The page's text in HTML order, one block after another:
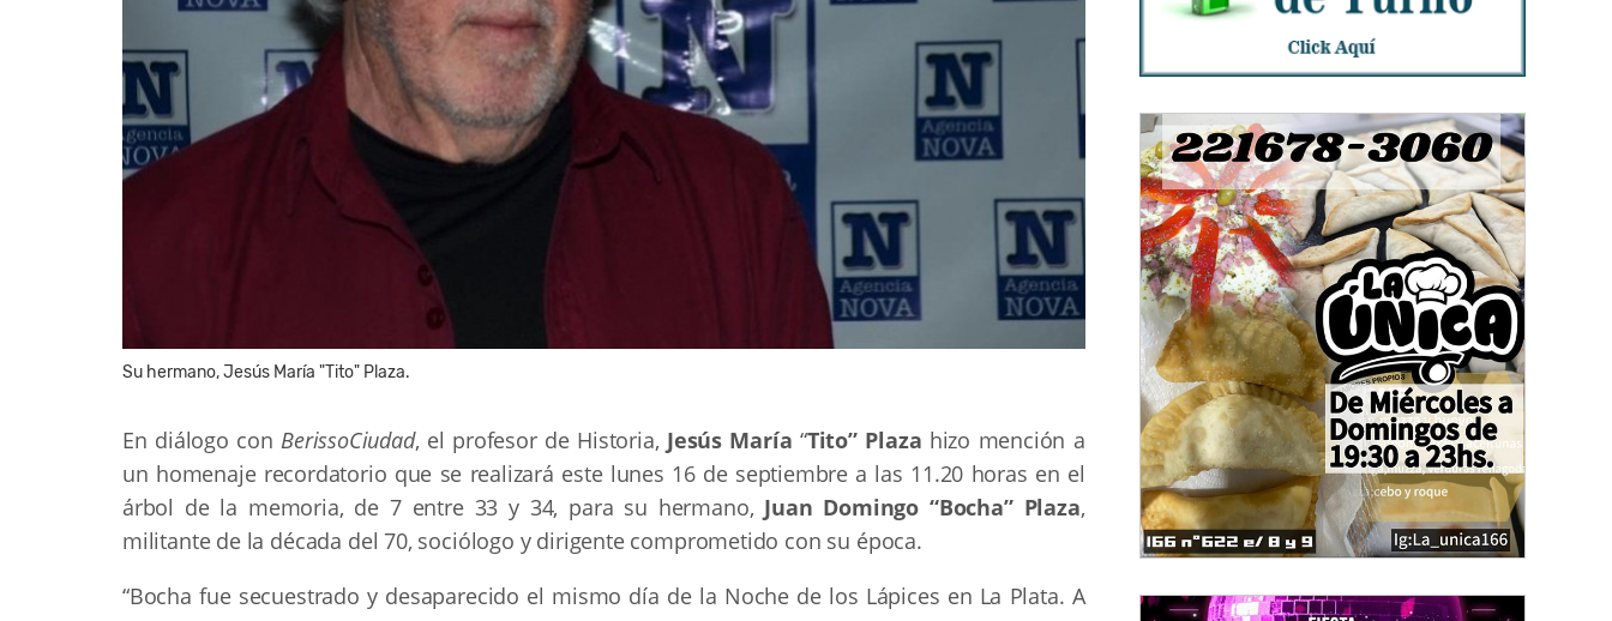
Su hermano, Jesús María "Tito" Plaza.
En diálogo con BerissoCiudad, el profesor de Historia, Jesús María “Tito” Plaza hizo mención a
un homenaje recordatorio que se realizará este lunes 16 de septiembre a las 11.20 horas en el
árbol de la memoria, de 7 entre 33 y 34, para su hermano, Juan Domingo “Bocha” Plaza,
militante de la década del 70, sociólogo y dirigente comprometido con su época.
“Bocha fue secuestrado y desaparecido el mismo día de la Noche de los Lápices en La Plata. A